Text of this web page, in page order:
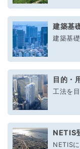
建築基
建築基
目的・
工法を
NETIS
NETIS